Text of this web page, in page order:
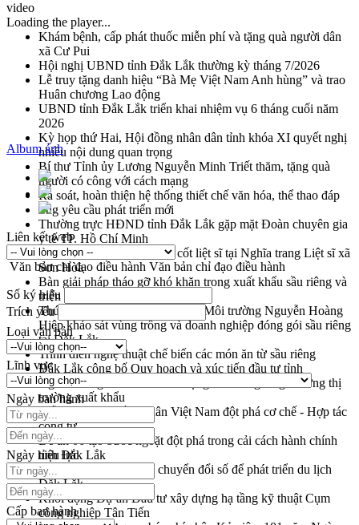
video
Loading the player...
Khám bệnh, cấp phát thuốc miễn phí và tặng quà người dân
xã Cư Pui
Hội nghị UBND tỉnh Đắk Lắk thường kỳ tháng 7/2026
Lễ truy tặng danh hiệu “Bà Mẹ Việt Nam Anh hùng” và trao
Huân chương Lao động
UBND tỉnh Đắk Lắk triển khai nhiệm vụ 6 tháng cuối năm
2026
Kỳ họp thứ Hai, Hội đồng nhân dân tỉnh khóa XI quyết nghị
nhiều nội dung quan trọng
Bí thư Tỉnh ủy Lương Nguyễn Minh Triết thăm, tặng quà
người có công với cách mạng
Rà soát, hoàn thiện hệ thống thiết chế văn hóa, thể thao đáp
ứng yêu cầu phát triển mới
Thường trực HĐND tỉnh Đắk Lắk gặp mặt Đoàn chuyên gia
y tế TP. Hồ Chí Minh
Lễ truy điệu và an táng hài cốt liệt sĩ tại Nghĩa trang Liệt sĩ xã
Sơn Hòa
Bàn giải pháp tháo gỡ khó khăn trong xuất khẩu sầu riêng và
triển khai quy định EUDR
Thứ trưởng Bộ Nông nghiệp và Môi trường Nguyễn Hoàng
Hiệp khảo sát vùng trồng và doanh nghiệp đóng gói sầu riêng
tại Đắk Lắk
Trình diễn nghệ thuật chế biến các món ăn từ sầu riêng
Đắk Lắk công bố Quy hoạch và xúc tiến đầu tư tỉnh
Ngành cá ngừ Đắk Lắk chủ động thích ứng để giữ vững thị
trường xuất khẩu
Diễn đàn Kinh tế tư nhân Việt Nam đột phá cơ chế - Hợp tác
công tư
Đề án 06 tạo bước ngoặt đột phá trong cải cách hành chính
tỉnh Đắk Lắk
Kết nối tour, đẩy mạnh chuyển đổi số để phát triển du lịch
Đắk Lắk
Khởi động Dự án Đầu tư xây dựng hạ tầng kỹ thuật Cụm
công nghiệp Tân Tiến
Album ảnh
Liên kết web
Văn bản chỉ đạo điều hành Văn bản chỉ đạo điều hành
Số ký hiệu
Trích yếu
Loại văn bản
Lĩnh vực
Ngày ban hành
Ngày hiệu lực
Cấp ban hành